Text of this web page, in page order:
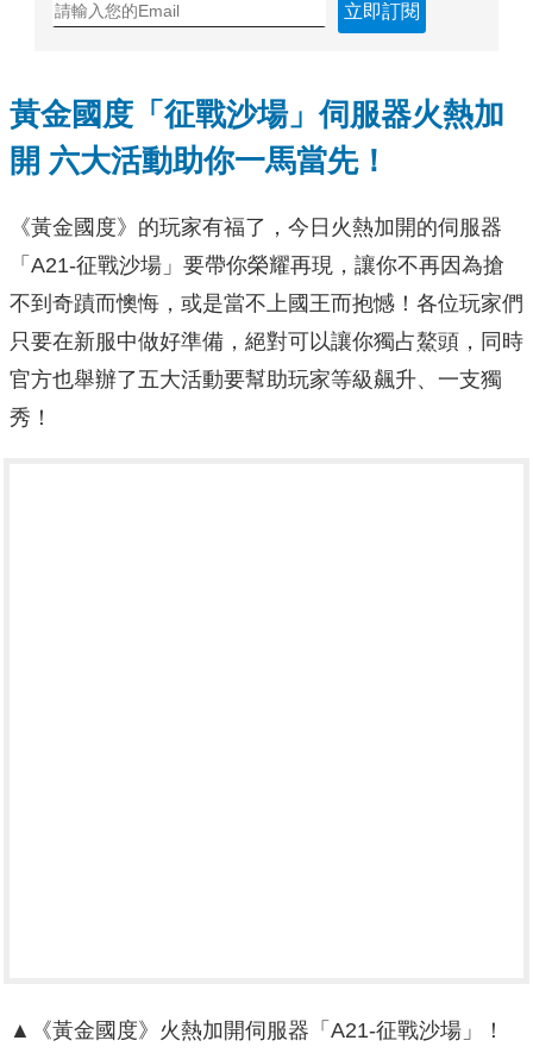
立即訂閱
黃金國度「征戰沙場」伺服器火熱加
開 六大活動助你一馬當先！
《黃金國度》的玩家有福了，今日火熱加開的伺服器
「A21-征戰沙場」要帶你榮耀再現，讓你不再因為搶
不到奇蹟而懊悔，或是當不上國王而抱憾！各位玩家們
只要在新服中做好準備，絕對可以讓你獨占鰲頭，同時
官方也舉辦了五大活動要幫助玩家等級飆升、一支獨
秀！
▲《黃金國度》火熱加開伺服器「A21-征戰沙場」！